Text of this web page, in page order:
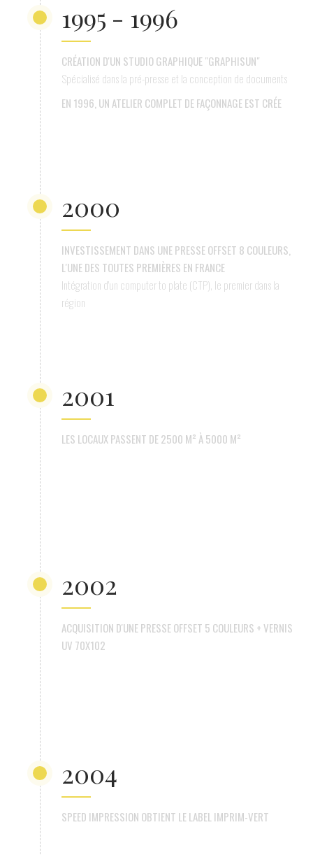
1995 - 1996
CRÉATION D'UN STUDIO GRAPHIQUE "GRAPHISUN"
Spécialisé dans la pré-presse et la conception de documents
EN 1996, UN ATELIER COMPLET DE FAÇONNAGE EST CRÉE
2000
INVESTISSEMENT DANS UNE PRESSE OFFSET 8 COULEURS,
L'UNE DES TOUTES PREMIÈRES EN FRANCE
Intégration d'un computer to plate (CTP), le premier dans la
région
2001
LES LOCAUX PASSENT DE 2500 M² À 5000 M²
2002
ACQUISITION D'UNE PRESSE OFFSET 5 COULEURS + VERNIS
UV 70X102
2004
SPEED IMPRESSION OBTIENT LE LABEL IMPRIM-VERT